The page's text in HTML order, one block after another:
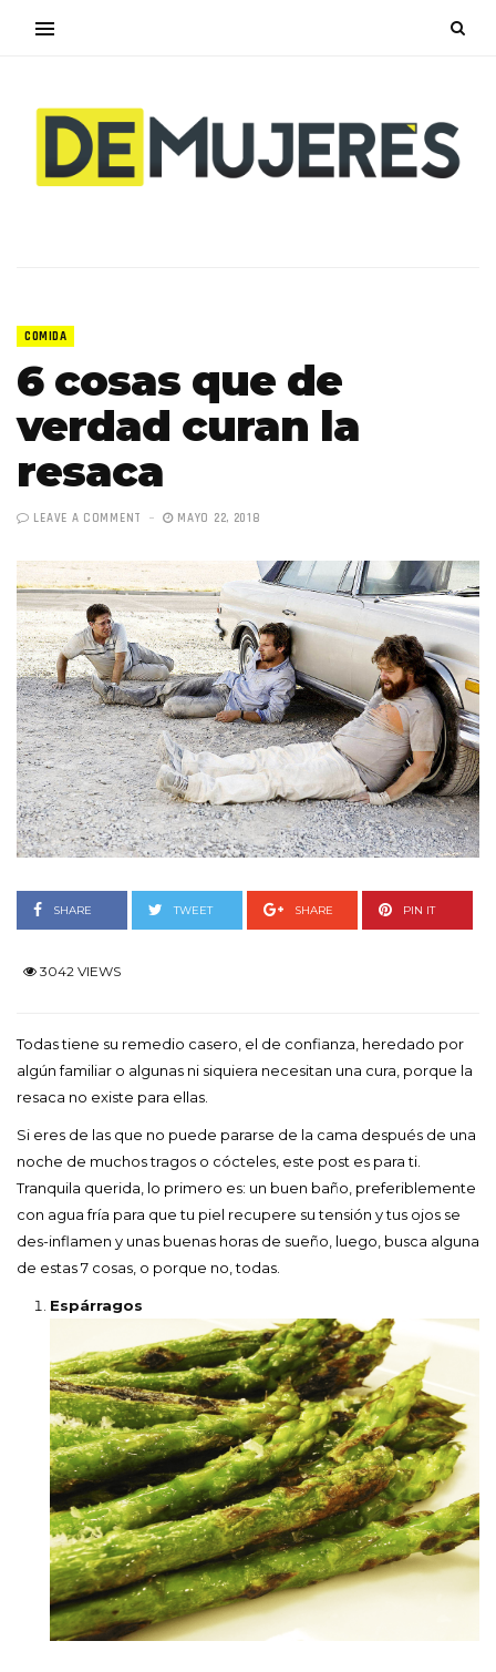
COMIDA
6 cosas que de
verdad curan la
resaca
LEAVE A COMMENT MAYO 22, 2018
SHARE TWEET SHARE PIN IT
3042 VIEWS
Todas tiene su remedio casero, el de confianza, heredado por
algún familiar o algunas ni siquiera necesitan una cura, porque la
resaca no existe para ellas.
Si eres de las que no puede pararse de la cama después de una
noche de muchos tragos o cócteles, este post es para ti.
Tranquila querida, lo primero es: un buen baño, preferiblemente
con agua fría para que tu piel recupere su tensión y tus ojos se
des-inflamen y unas buenas horas de sueño, luego, busca alguna
de estas 7 cosas, o porque no, todas.
Espárragos